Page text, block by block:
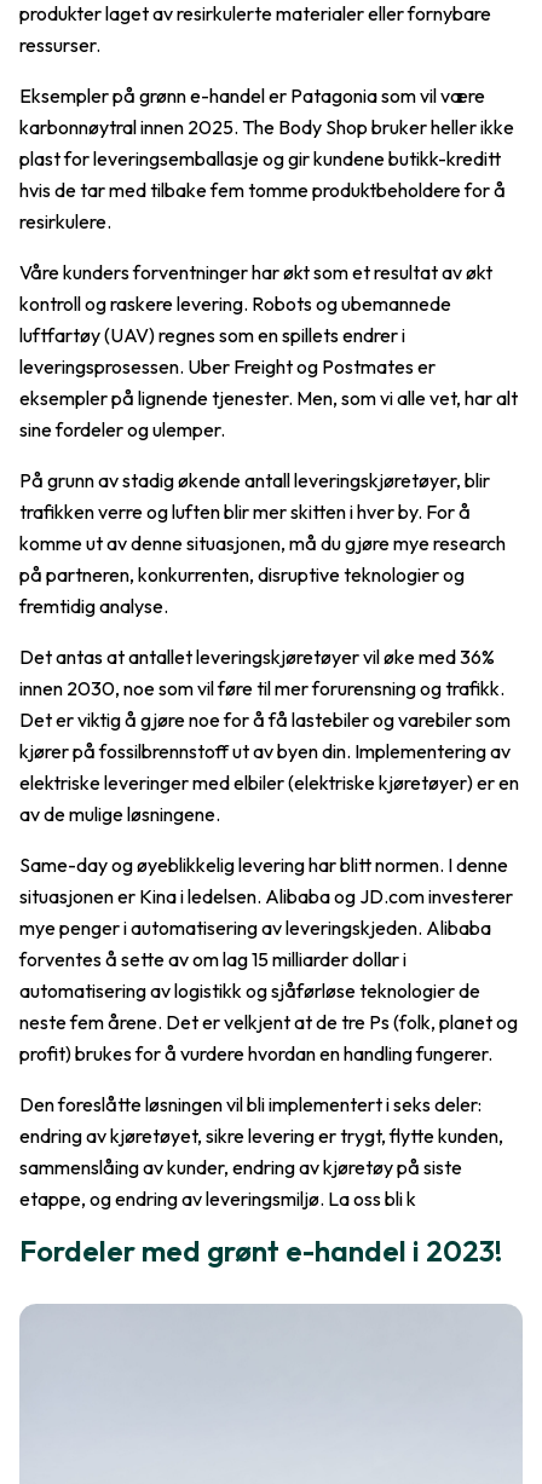
produkter laget av resirkulerte materialer eller fornybare
ressurser.
Eksempler på grønn e-handel er Patagonia som vil være
karbonnøytral innen 2025. The Body Shop bruker heller ikke
plast for leveringsemballasje og gir kundene butikk-kreditt
hvis de tar med tilbake fem tomme produktbeholdere for å
resirkulere.
Våre kunders forventninger har økt som et resultat av økt
kontroll og raskere levering. Robots og ubemannede
luftfartøy (UAV) regnes som en spillets endrer i
leveringsprosessen. Uber Freight og Postmates er
eksempler på lignende tjenester. Men, som vi alle vet, har alt
sine fordeler og ulemper.
På grunn av stadig økende antall leveringskjøretøyer, blir
trafikken verre og luften blir mer skitten i hver by. For å
komme ut av denne situasjonen, må du gjøre mye research
på partneren, konkurrenten, disruptive teknologier og
fremtidig analyse.
Det antas at antallet leveringskjøretøyer vil øke med 36%
innen 2030, noe som vil føre til mer forurensning og trafikk.
Det er viktig å gjøre noe for å få lastebiler og varebiler som
kjører på fossilbrennstoff ut av byen din. Implementering av
elektriske leveringer med elbiler (elektriske kjøretøyer) er en
av de mulige løsningene.
Same-day og øyeblikkelig levering har blitt normen. I denne
situasjonen er Kina i ledelsen. Alibaba og JD.com investerer
mye penger i automatisering av leveringskjeden. Alibaba
forventes å sette av om lag 15 milliarder dollar i
automatisering av logistikk og sjåførløse teknologier de
neste fem årene. Det er velkjent at de tre Ps (folk, planet og
profit) brukes for å vurdere hvordan en handling fungerer.
Den foreslåtte løsningen vil bli implementert i seks deler:
endring av kjøretøyet, sikre levering er trygt, flytte kunden,
sammenslåing av kunder, endring av kjøretøy på siste
etappe, og endring av leveringsmiljø. La oss bli k
Fordeler med grønt e-handel i 2023!